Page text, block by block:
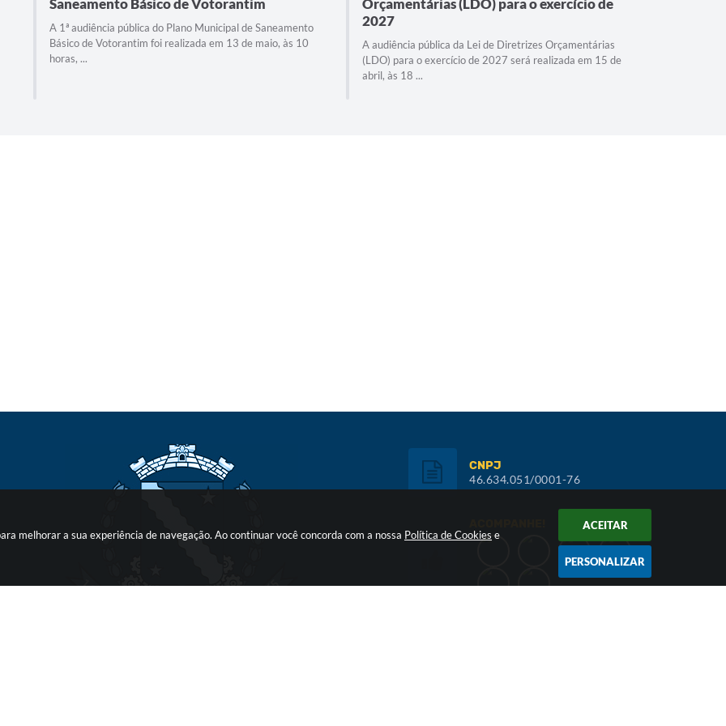
melhorar a sua experiência de navegação. Ao continuar você concorda com a nossa Política de Cookies e
ACEITAR
PERSONALIZAR
Saneamento Básico de Votorantim
A 1ª audiência pública do Plano Municipal de Saneamento
Básico de Votorantim foi realizada em 13 de maio, às 10
horas, ...
Orçamentárias (LDO) para o exercício de
2027
A audiência pública da Lei de Diretrizes Orçamentárias
(LDO) para o exercício de 2027 será realizada em 15 de
abril, às 18 ...
CNPJ
46.634.051/0001-76